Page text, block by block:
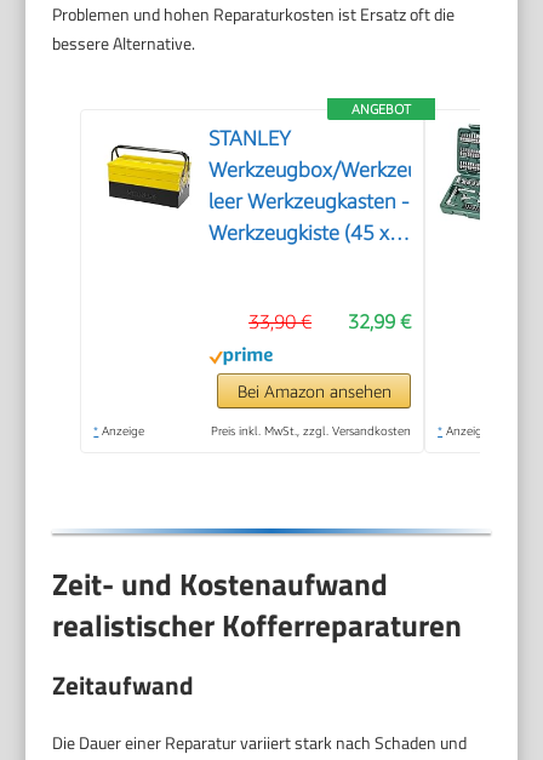
Problemen und hohen Reparaturkosten ist Ersatz oft die
bessere Alternative.
ANGEBOT
STANLEY
Werkzeugbox/Werkzeugkoffer
leer Werkzeugkasten -
Werkzeugkiste (45 x
Klemmschutz für
Werkzeuge &
Zubehör, mit
vollständig
32,99 €
33,90 €
Bei Amazon ansehen
* Anzeige Preis inkl. MwSt., zzgl. Versandkosten * Anzeige
Zeit- und Kostenaufwand
realistischer Kofferreparaturen
Zeitaufwand
Die Dauer einer Reparatur variiert stark nach Schaden und